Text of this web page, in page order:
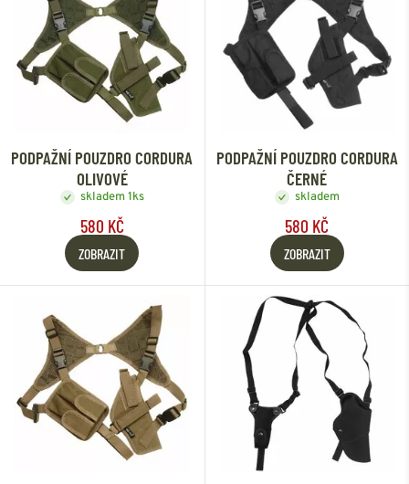
PODPAŽNÍ POUZDRO CORDURA
OLIVOVÉ
skladem 1ks
580 KČ
ZOBRAZIT
PODPAŽNÍ POUZDRO CORDURA
ČERNÉ
skladem
580 KČ
ZOBRAZIT